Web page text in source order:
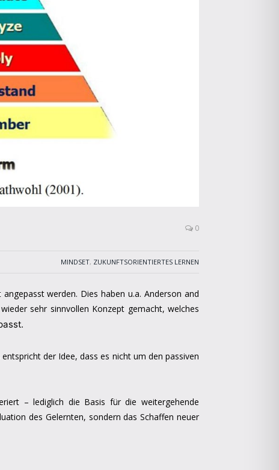
0
MINDSET, ZUKUNFTSORIENTIERTES LERNEN
werden. Dies haben u.a. Anderson and
sehr sinnvollen Konzept gemacht, welches
der Idee, dass es nicht um den passiven
– lediglich die Basis für die weitergehende
des Gelernten, sondern das Schaffen neuer